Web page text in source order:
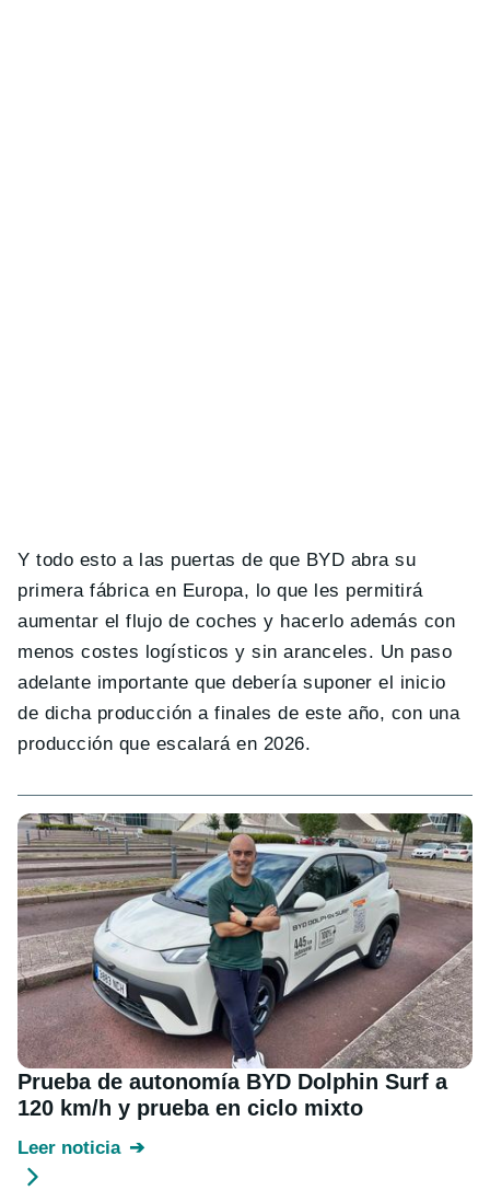
Y todo esto a las puertas de que BYD abra su
primera fábrica en Europa, lo que les permitirá
aumentar el flujo de coches y hacerlo además con
menos costes logísticos y sin aranceles. Un paso
adelante importante que debería suponer el inicio
de dicha producción a finales de este año, con una
producción que escalará en 2026.
Prueba de autonomía BYD Dolphin Surf a
120 km/h y prueba en ciclo mixto
Leer noticia